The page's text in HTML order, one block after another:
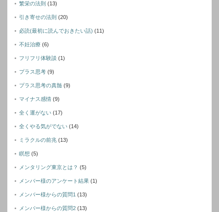
繁栄の法則 (13)
引き寄せの法則 (20)
必読(最初に読んでおきたい話) (11)
不妊治療 (6)
フリフリ体験談 (1)
プラス思考 (9)
プラス思考の真髄 (9)
マイナス感情 (9)
全く運がない (17)
全くやる気がでない (14)
ミラクルの前兆 (13)
瞑想 (5)
メンタリング東京とは？ (5)
メンバー様のアンケート結果 (1)
メンバー様からの質問1 (13)
メンバー様からの質問2 (13)